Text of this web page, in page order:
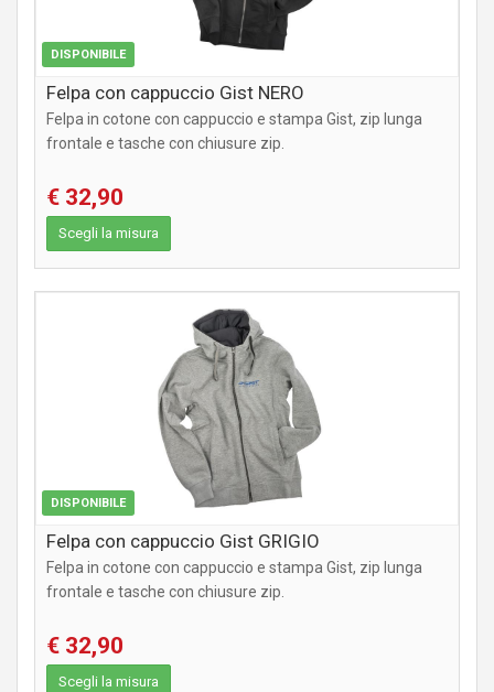
DISPONIBILE
Felpa con cappuccio Gist NERO
Felpa in cotone con cappuccio e stampa Gist, zip lunga
frontale e tasche con chiusure zip.
€ 32,90
Scegli la misura
DISPONIBILE
Felpa con cappuccio Gist GRIGIO
Felpa in cotone con cappuccio e stampa Gist, zip lunga
frontale e tasche con chiusure zip.
€ 32,90
Scegli la misura